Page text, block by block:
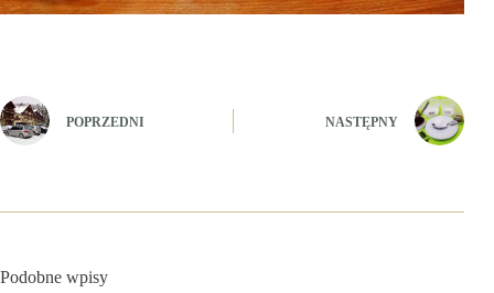
POPRZEDNI NASTĘPNY
Podobne wpisy